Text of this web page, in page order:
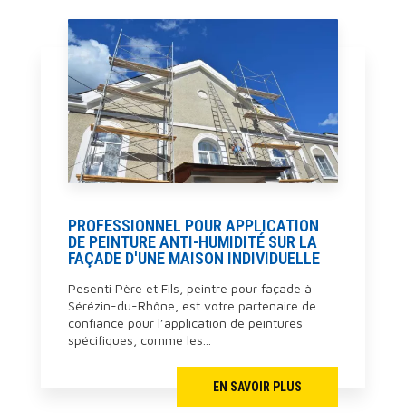
PROFESSIONNEL POUR APPLICATION
DE PEINTURE ANTI-HUMIDITÉ SUR LA
FAÇADE D'UNE MAISON INDIVIDUELLE
Pesenti Père et Fils, peintre pour façade à
Sérézin-du-Rhône, est votre partenaire de
confiance pour l’application de peintures
spécifiques, comme les...
EN SAVOIR PLUS